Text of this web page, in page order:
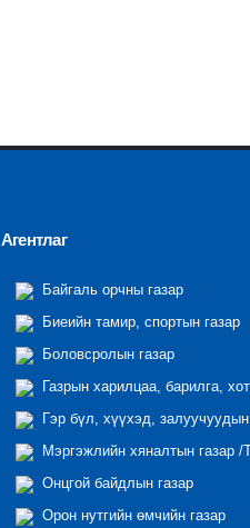
Агентлаг
Байгаль орчны газар
Биеийн тамир, спортын газар
Боловсролын газар
Газрын харилцаа, барилга,
Гэр бүл, хүүхэд,
Мэргэжлийн хяналтын газар /
Онцгой байдлын газар
Орон нутгийн өмчийн газар